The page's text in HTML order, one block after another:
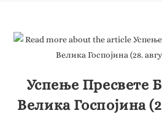
Успење Пресвете
Велика Госпојина